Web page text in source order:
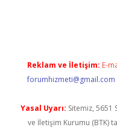
Reklam ve İletişim: E-
forumhizmeti@gmail.com
Yasal Uyarı: Sitemiz, 5651
ve İletişim Kurumu (BTK)